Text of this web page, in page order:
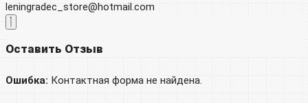
leningradec_store@hotmail.com
Оставить Отзыв
Ошибка: Контактная форма не найдена.